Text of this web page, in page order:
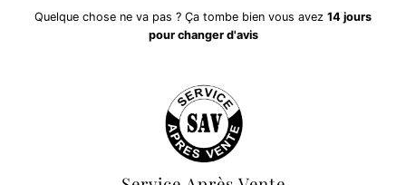
Quelque chose ne va pas ? Ça tombe bien vous avez 14 jours
pour changer d'avis